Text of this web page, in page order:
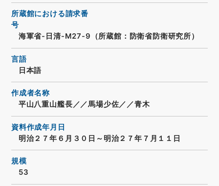
所蔵館における請求番
号
海軍省-日清-M27-9（所蔵館：防衛省防衛研究所）
言語
日本語
作成者名称
平山八重山艦長／／馬場少佐／／青木
資料作成年月日
明治２７年６月３０日～明治２７年７月１１日
規模
53